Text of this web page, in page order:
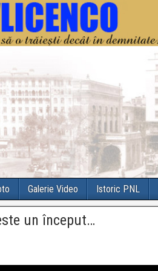
Galerie Video Istoric PNL
un început…